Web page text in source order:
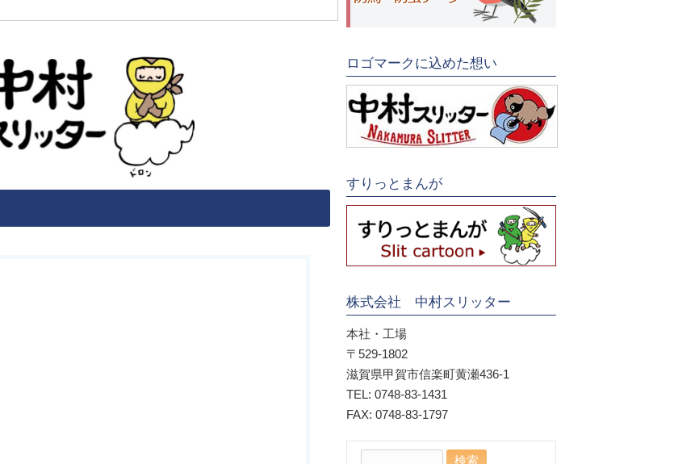
ロゴマークに込めた想い
すりっとまんが
株式会社 中村スリッター
本社・工場
〒529-1802
滋賀県甲賀市信楽町黄瀬436-1
TEL: 0748-83-1431
FAX: 0748-83-1797